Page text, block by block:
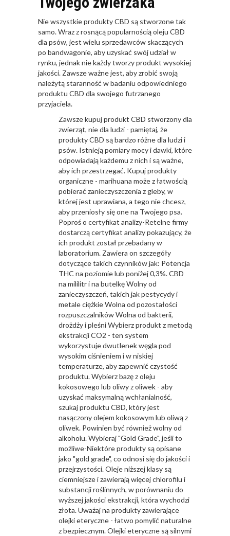
Nie wszystkie produkty CBD są stworzone tak
samo. Wraz z rosnącą popularnością oleju CBD
dla psów, jest wielu sprzedawców skaczących
po bandwagonie, aby uzyskać swój udział w
rynku, jednak nie każdy tworzy produkt wysokiej
jakości. Zawsze ważne jest, aby zrobić swoją
należytą staranność w badaniu odpowiedniego
produktu CBD dla swojego futrzanego
przyjaciela.
Zawsze kupuj produkt CBD stworzony dla
zwierząt, nie dla ludzi - pamiętaj, że
produkty CBD są bardzo różne dla ludzi i
psów. Istnieją pomiary mocy i dawki, które
odpowiadają każdemu z nich i są ważne,
aby ich przestrzegać. Kupuj produkty
organiczne - marihuana może z łatwością
pobierać zanieczyszczenia z gleby, w
której jest uprawiana, a tego nie chcesz,
aby przeniosły się one na Twojego psa.
Poproś o certyfikat analizy-Retelne firmy
dostarczą certyfikat analizy pokazujący, że
ich produkt został przebadany w
laboratorium. Zawiera on szczegóły
dotyczące takich czynników jak: Potencja
THC na poziomie lub poniżej 0,3%. CBD
na mililitr i na butelkę Wolny od
zanieczyszczeń, takich jak pestycydy i
metale ciężkie Wolna od pozostałości
rozpuszczalników Wolna od bakterii,
drożdży i pleśni Wybierz produkt z metodą
ekstrakcji CO2 - ten system
wykorzystuje dwutlenek węgla pod
wysokim ciśnieniem i w niskiej
temperaturze, aby zapewnić czystość
produktu. Wybierz bazę z oleju
kokosowego lub oliwy z oliwek - aby
uzyskać maksymalną wchłanialność,
szukaj produktu CBD, który jest
nasączony olejem kokosowym lub oliwą z
oliwek. Powinien być również wolny od
alkoholu. Wybieraj "Gold Grade", jeśli to
możliwe-Niektóre produkty są opisane
jako "gold grade", co odnosi się do jakości i
przejrzystości. Oleje niższej klasy są
ciemniejsze i zawierają więcej chlorofilu i
substancji roślinnych, w porównaniu do
wyższej jakości ekstrakcji, która wychodzi
złota. Uważaj na produkty zawierające
olejki eteryczne - łatwo pomylić naturalne
z bezpiecznym. Olejki eteryczne są silnymi